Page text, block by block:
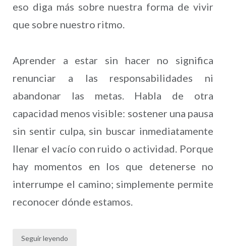
eso diga más sobre nuestra forma de vivir
que sobre nuestro ritmo.
Aprender a estar sin hacer no significa
renunciar a las responsabilidades ni
abandonar las metas. Habla de otra
capacidad menos visible: sostener una pausa
sin sentir culpa, sin buscar inmediatamente
llenar el vacío con ruido o actividad. Porque
hay momentos en los que detenerse no
interrumpe el camino; simplemente permite
reconocer dónde estamos.
Seguir leyendo